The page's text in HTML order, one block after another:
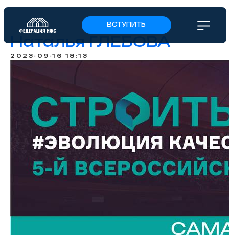
ВСТУПИТЬ
Наталья ГЛЕБОВА
2023-09-16 18:13